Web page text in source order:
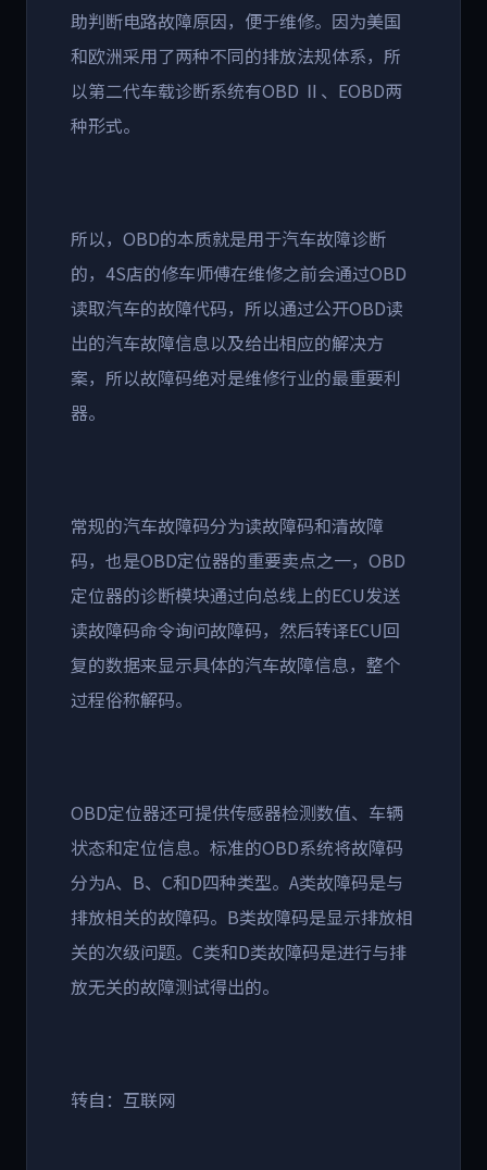
助判断电路故障原因，便于维修。因为美国
和欧洲采用了两种不同的排放法规体系，所
以第二代车载诊断系统有OBD Ⅱ、EOBD两
种形式。
所以，OBD的本质就是用于汽车故障诊断
的，4S店的修车师傅在维修之前会通过OBD
读取汽车的故障代码，所以通过公开OBD读
出的汽车故障信息以及给出相应的解决方
案，所以故障码绝对是维修行业的最重要利
器。
常规的汽车故障码分为读故障码和清故障
码，也是OBD定位器的重要卖点之一，OBD
定位器的诊断模块通过向总线上的ECU发送
读故障码命令询问故障码，然后转译ECU回
复的数据来显示具体的汽车故障信息，整个
过程俗称解码。
OBD定位器还可提供传感器检测数值、车辆
状态和定位信息。标准的OBD系统将故障码
分为A、B、C和D四种类型。A类故障码是与
排放相关的故障码。B类故障码是显示排放相
关的次级问题。C类和D类故障码是进行与排
放无关的故障测试得出的。
转自：互联网